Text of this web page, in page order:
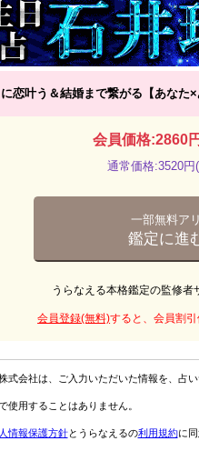
恋叶う＆結婚まで繋がる【あな
会員価格:2860
通常価格:3520円
一部無料アリ
鑑定に進
うらなえる本格鑑定の監修者
会員登録(無料)すると、会員割
式会社は、ご入力いただいた情報を、占
使用することはありません。
情報保護方針とうらなえるの利用規約に同